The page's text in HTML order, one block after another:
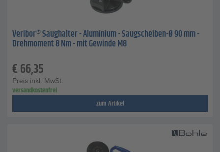
Veribor® Saughalter - Aluminium - Saugscheiben-Ø 90 mm -
Drehmoment 8 Nm - mit Gewinde M8
€66,35
Preis inkl. MwSt.
versandkostenfrei
zum Artikel